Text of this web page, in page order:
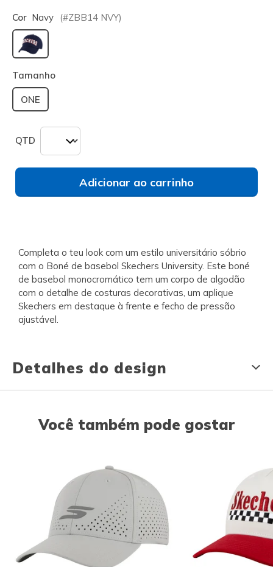
Cor Navy (#ZBB14 NVY)
selecionado
Tamanho
ONE
QTD
Adicionar ao carrinho
Completa o teu look com um estilo universitário sóbrio
com o Boné de basebol Skechers University. Este boné
de basebol monocromático tem um corpo de algodão
com o detalhe de costuras decorativas, um aplique
Skechers em destaque à frente e fecho de pressão
ajustável.
Detalhes do design
Você também pode gostar